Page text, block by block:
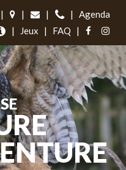
| | | |
Agenda
|
Jeux | FAQ |